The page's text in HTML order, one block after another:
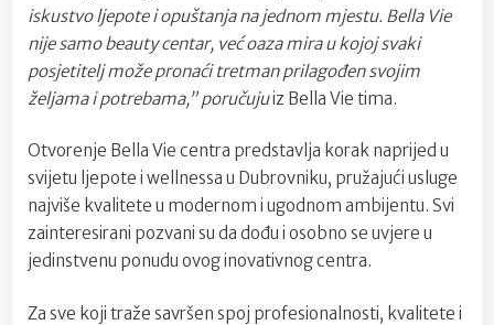
iskustvo ljepote i opuštanja na jednom mjestu. Bella Vie
nije samo beauty centar, već oaza mira u kojoj svaki
posjetitelj može pronaći tretman prilagođen svojim
željama i potrebama,” poručujuiz Bella Vie tima.
Otvorenje Bella Vie centra predstavlja korak naprijed u
svijetu ljepote i wellnessa u Dubrovniku, pružajući usluge
najviše kvalitete u modernom i ugodnom ambijentu. Svi
zainteresirani pozvani su da dođu i osobno se uvjere u
jedinstvenu ponudu ovog inovativnog centra.
Za sve koji traže savršen spoj profesionalnosti, kvalitete i